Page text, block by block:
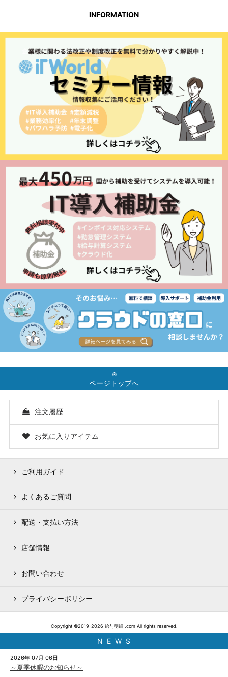
INFORMATION
ページトップへ
注文履歴
お気に入りアイテム
ご利用ガイド
よくあるご質問
配送・支払い方法
店舗情報
お問い合わせ
プライバシーポリシー
Copyright ©2019-2026 給与明細 .com All rights reserved.
N E W S
2026年 07月 06日
～夏季休暇のお知らせ～